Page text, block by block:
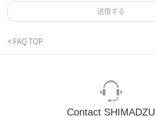
送信する
< FAQ TOP
Contact SHIMADZU